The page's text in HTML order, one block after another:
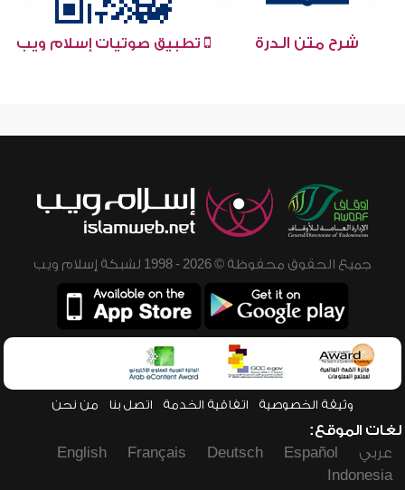
شرح متن الدرة تطبيق صوتيات إسلام ويب
جميع الحقوق محفوظة © 2026 - 1998 لشبكة إسلام ويب
وثيقة الخصوصية اتفاقية الخدمة اتصل بنا من نحن
لغات الموقع:
عربي
Español
Deutsch
Français
English
Indonesia